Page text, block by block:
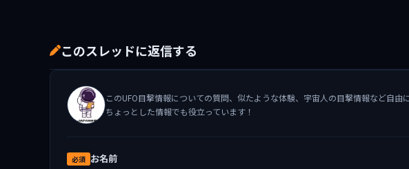
このスレッドに返信する
このUFO目撃情報についての質問、似たような体験、宇宙人の目撃情報など自由
ちょっとした情報でも役立っています！
必須 お名前